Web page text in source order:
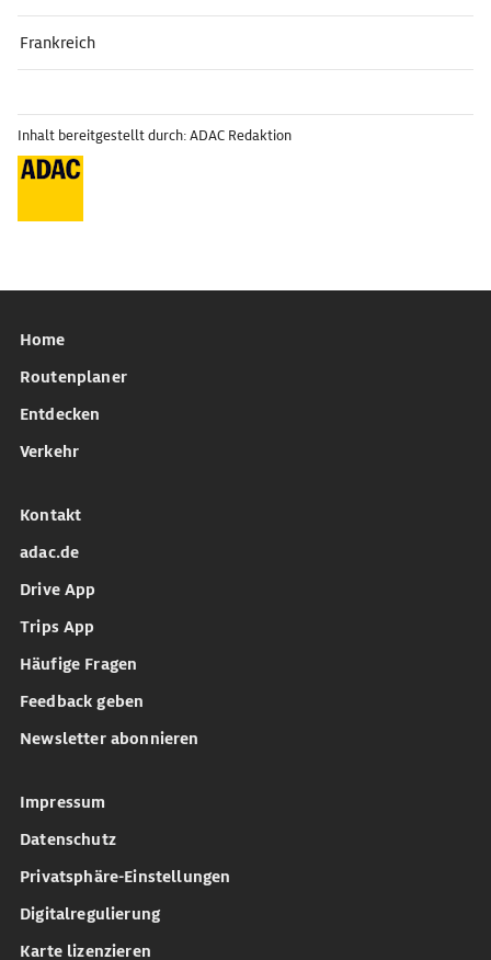
Frankreich
Inhalt bereitgestellt durch: ADAC Redaktion
Home
Routenplaner
Entdecken
Verkehr
Kontakt
adac.de
Drive App
Trips App
Häufige Fragen
Feedback geben
Newsletter abonnieren
Impressum
Datenschutz
Privatsphäre-Einstellungen
Digitalregulierung
Karte lizenzieren